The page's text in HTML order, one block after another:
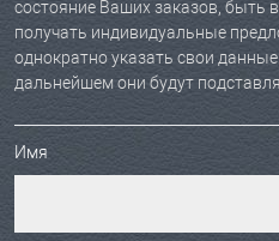
состояние Ваших заказов, быть
получать индивидуальные
однократно указать свои
дальнейшем они будут
Имя